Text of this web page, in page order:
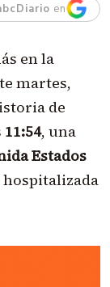
en
en la
martes,
de
11:54, una
Estados